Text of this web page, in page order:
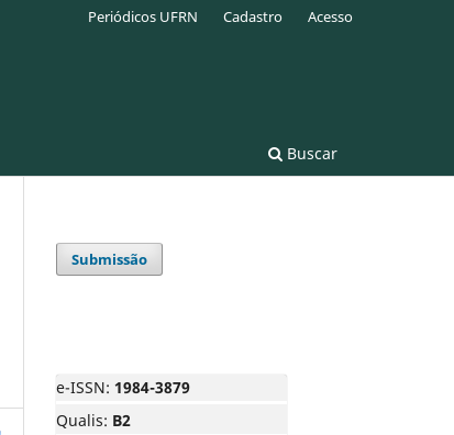
Buscar
Periódicos UFRN Cadastro Acesso
Submissão
e-ISSN: 1984-3879
Qualis: B2